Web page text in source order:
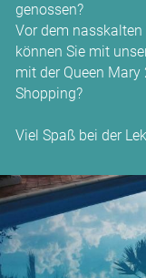
genossen?
Vor dem
können Sie mit
mit der Queen
Shopping?
Viel Spaß bei der